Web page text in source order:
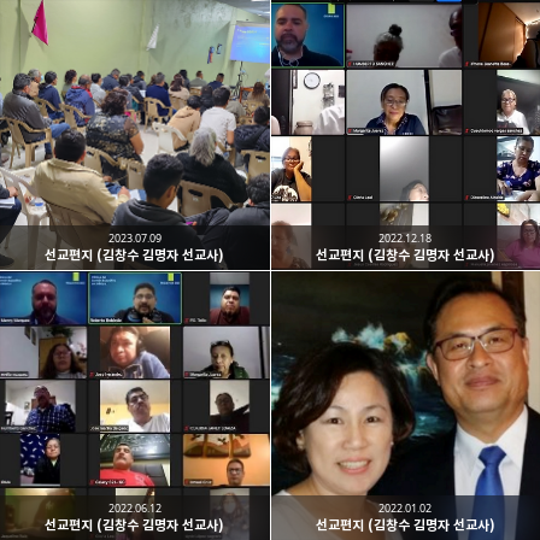
선교편지 (김창수 김명자 선교사)
2023.07.09
선교편지 (김창수 김명자 선교사)
2022.12.18
선교편지 (김창수 김명자 선교사)
2022.06.12
선교편지 (김창수 김명자 선교사)
2022.01.02